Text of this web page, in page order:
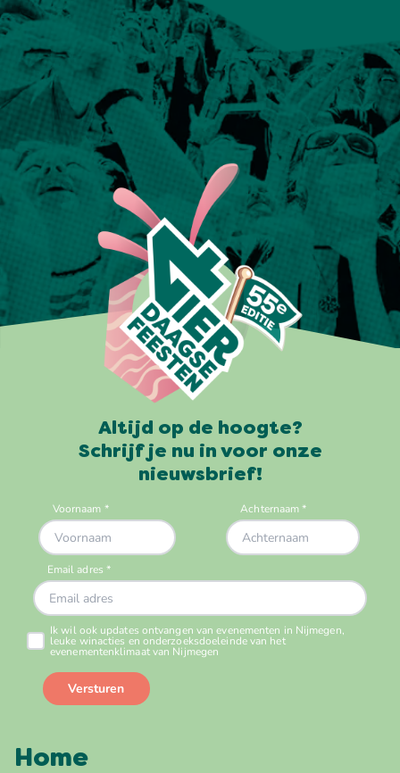
Altijd op de hoogte?
Schrijf je nu in voor onze
nieuwsbrief!
Home